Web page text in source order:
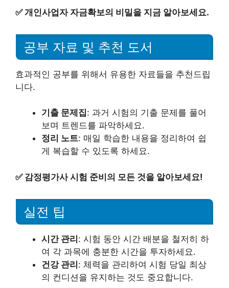
✅개인사업자 자금확보의 비밀을 지금 알아보세요.
공부 자료 및 추천 도서
효과적인 공부를 위해서 유용한 자료들을 추천드립
니다.
기출 문제집: 과거 시험의 기출 문제를 풀어
보며 트렌드를 파악하세요.
정리 노트: 매일 학습한 내용을 정리하여 쉽
게 복습할 수 있도록 하세요.
✅ 감정평가사 시험 준비의 모든 것을 알아보세요!
실전 팁
시간 관리: 시험 동안 시간 배분을 철저히 하
여 각 과목에 충분한 시간을 투자하세요.
건강 관리: 체력을 관리하여 시험 당일 최상
의 컨디션을 유지하는 것도 중요합니다.